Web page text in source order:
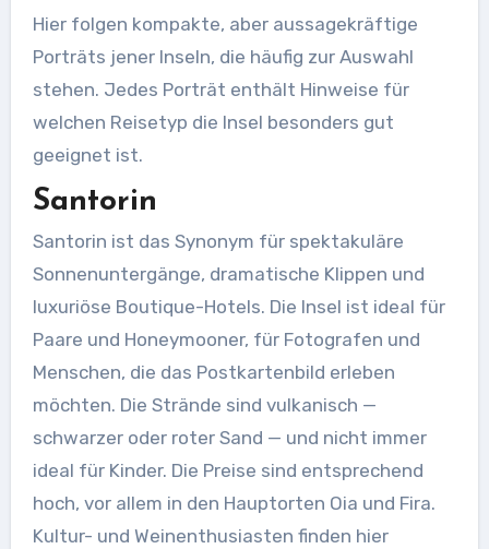
Hier folgen kompakte, aber aussagekräftige
Porträts jener Inseln, die häufig zur Auswahl
stehen. Jedes Porträt enthält Hinweise für
welchen Reisetyp die Insel besonders gut
geeignet ist.
Santorin
Santorin ist das Synonym für spektakuläre
Sonnenuntergänge, dramatische Klippen und
luxuriöse Boutique-Hotels. Die Insel ist ideal für
Paare und Honeymooner, für Fotografen und
Menschen, die das Postkartenbild erleben
möchten. Die Strände sind vulkanisch —
schwarzer oder roter Sand — und nicht immer
ideal für Kinder. Die Preise sind entsprechend
hoch, vor allem in den Hauptorten Oia und Fira.
Kultur- und Weinenthusiasten finden hier